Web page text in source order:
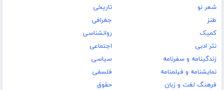
شعر نو
طنز
کمیک
نثر ادبی
زندگینامه و سفرنامه
نمایشنامه و فیلمنامه
فرهنگ لغت و زبان
تاریخی
جغرافی
روانشناسی
اجتماعی
سیاسی
فلسفی
حقوق